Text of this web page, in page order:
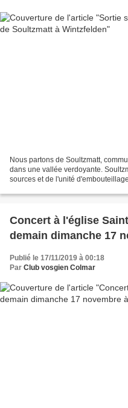
Nous partons de Soultzmatt,
dans une vallée verdoyante.
sources et de l'unité
Concert à l'église
demain dimanche 17
Publié le 17/11/2019 à 00:18
Par Club vosgien Colmar